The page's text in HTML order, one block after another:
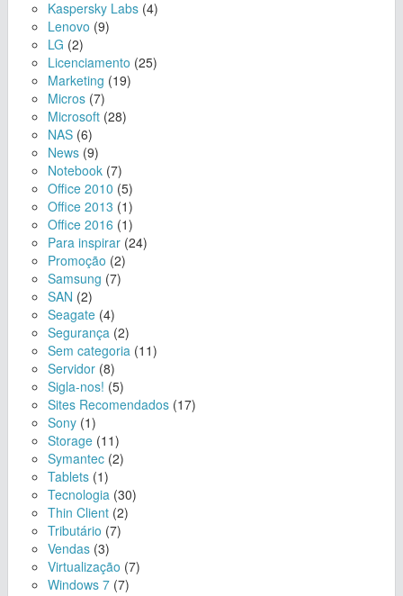
Kaspersky Labs (4)
Lenovo (9)
LG (2)
Licenciamento (25)
Marketing (19)
Micros (7)
Microsoft (28)
NAS (6)
News (9)
Notebook (7)
Office 2010 (5)
Office 2013 (1)
Office 2016 (1)
Para inspirar (24)
Promoção (2)
Samsung (7)
SAN (2)
Seagate (4)
Segurança (2)
Sem categoria (11)
Servidor (8)
Sigla-nos! (5)
Sites Recomendados (17)
Sony (1)
Storage (11)
Symantec (2)
Tablets (1)
Tecnologia (30)
Thin Client (2)
Tributário (7)
Vendas (3)
Virtualização (7)
Windows 7 (7)